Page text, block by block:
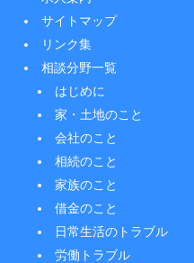
サイトマップ
リンク集
相談分野一覧
はじめに
家・土地のこと
会社のこと
相続のこと
家族のこと
借金のこと
日常生活のトラブル
労働トラブル